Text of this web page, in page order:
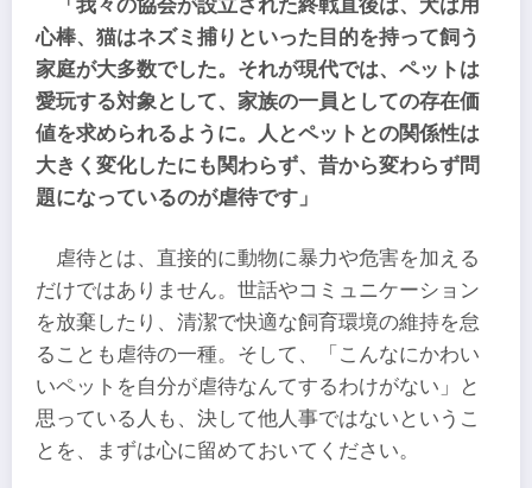
「我々の協会が設立された終戦直後は、犬は用
心棒、猫はネズミ捕りといった目的を持って飼う
家庭が大多数でした。それが現代では、ペットは
愛玩する対象として、家族の一員としての存在価
値を求められるように。人とペットとの関係性は
大きく変化したにも関わらず、昔から変わらず問
題になっているのが虐待です」
虐待とは、直接的に動物に暴力や危害を加える
だけではありません。世話やコミュニケーション
を放棄したり、清潔で快適な飼育環境の維持を怠
ることも虐待の一種。そして、「こんなにかわい
いペットを自分が虐待なんてするわけがない」と
思っている人も、決して他人事ではないというこ
とを、まずは心に留めておいてください。